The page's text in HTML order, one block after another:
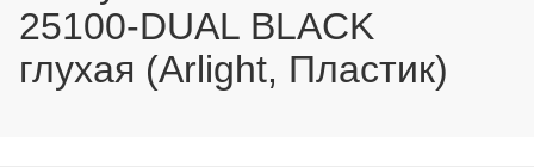
25100-DUAL BLACK
глухая (Arlight, Пластик)